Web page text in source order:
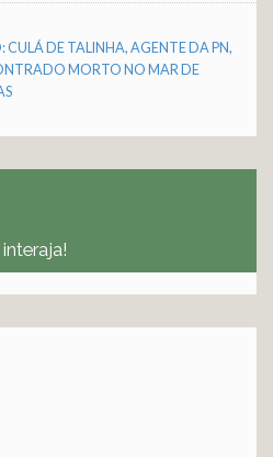
CULÁ DE TALINHA, AGENTE DA PN,
MORTO NO MAR DE